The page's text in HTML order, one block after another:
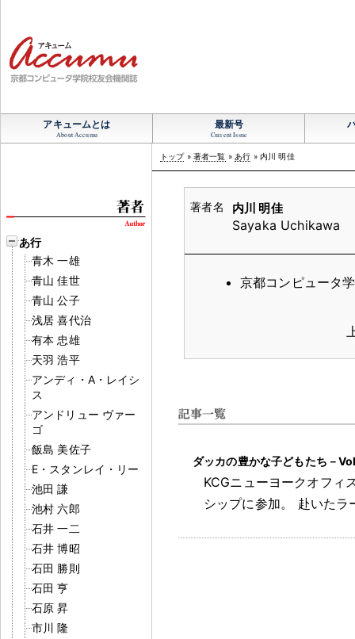
アキュームとは
About Accumu
最新号
Current Issue
あ行
青木 一雄
青山 佳世
青山 公子
浅居 喜代治
有本 忠雄
天羽 浩平
アンディ・A・レイシ
ス
アンドリュー ヴァー
ゴ
飯島 美佐子
E・スタンレイ・リー
池田 謙
池村 六郎
石井 一二
石井 博昭
石田 勝則
石田 亨
石原 昇
市川 隆
トップ» 著者一覧 » あ行 » 内川 明佳
内川 明佳
Sayaka Uchikawa
京都コンピュータ
ダッカの豊かな子どもたち－
KCGニューヨークオフィ
シップに参加。 赴いたラ